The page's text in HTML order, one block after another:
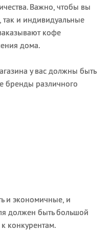
Важно, чтобы вы
так и индивидуальные
кофе
дома.
у вас должны быть
бренды различного
и экономичные, и
должен быть большой
конкурентам.